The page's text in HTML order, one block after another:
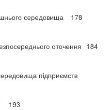
середовища 178
оточення 184
підприємств
193